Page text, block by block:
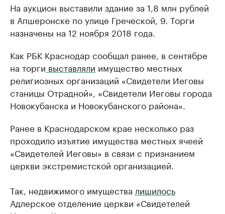
На аукцион выставили здание за 1,8 млн рублей
в Апшеронске по улице Греческой, 9. Торги
назначены на 12 ноября 2018 года.
Как РБК Краснодар сообщал ранее, в сентябре
на торги выставляли имущество местных
религиозных организаций «Свидетели Иеговы
станицы Отрадной», «Свидетели Иеговы города
Новокубанска и Новокубанского района».
Ранее в Краснодарском крае несколько раз
проходило изъятие имущества местных ячеей
«Свидетелей Иеговы» в связи с признанием
церкви экстремистской организацией.
Так, недвижимого имущества лишилось
Адлерское отделение церкви «Свидетелей